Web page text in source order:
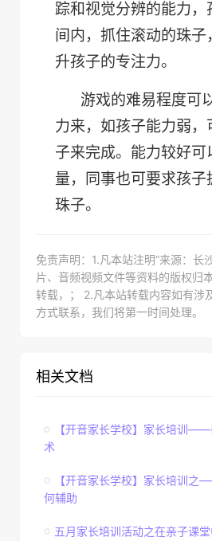
踪和视觉分辨的能力，
间内，抓住滚动的珠子
升孩子的专注力。
游戏的难易程度可
力来，如孩子能力弱，
子来完成。能力较好可
量，同事也可要求孩子
珠子。
免责声明：1.凡本站注明“来源：长
片、音频视频文件等资料的版权归
转载，； 2.凡本站转载内容如有涉
方式联系，我们将第一时间处理。
相关文档
【开音家长学校】家长培训
术
【开音家长学校】家长培训之
何辅助
五月家长培训活动之在亲子课